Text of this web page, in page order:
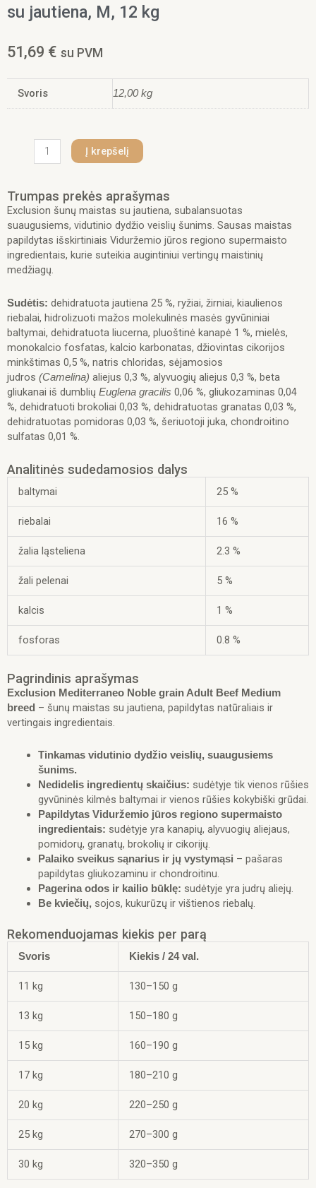
su jautiena, M, 12 kg
51,69 € su PVM
Svoris 12,00 kg
produkto
Mono
Protein
Mediterraneo
sausas
pašaras
vidutinių
su
jautiena,
M,
12
kg
Į krepšelį
Trumpas prekės aprašymas
Exclusion šunų maistas su jautiena, subalansuotas
suaugusiems, vidutinio dydžio veislių šunims. Sausas maistas
papildytas išskirtiniais Viduržemio jūros regiono supermaisto
ingredientais, kurie suteikia augintiniui vertingų maistinių
medžiagų.
Sudėtis: dehidratuota jautiena 25 %, ryžiai, žirniai, kiaulienos
riebalai, hidrolizuoti mažos molekulinės masės gyvūniniai
baltymai, dehidratuota liucerna, pluoštinė kanapė 1 %, mielės,
monokalcio fosfatas, kalcio karbonatas, džiovintas cikorijos
minkštimas 0,5 %, natris chloridas, sėjamosios
judros (Camelina) aliejus 0,3 %, alyvuogių aliejus 0,3 %, beta
gliukanai iš dumblių Euglena gracilis 0,06 %, gliukozaminas 0,04
%, dehidratuoti brokoliai 0,03 %, dehidratuotas granatas 0,03 %,
dehidratuotas pomidoras 0,03 %, šeriuotoji juka, chondroitino
sulfatas 0,01 %.
Analitinės sudedamosios dalys
baltymai 25 %
riebalai 16 %
žalia ląsteliena 2.3 %
žali pelenai 5 %
kalcis 1 %
fosforas 0.8 %
Pagrindinis aprašymas
Exclusion Mediterraneo Noble grain Adult Beef Medium
breed – šunų maistas su jautiena, papildytas natūraliais ir
vertingais ingredientais.
Tinkamas vidutinio dydžio veislių, suaugusiems
šunims.
Nedidelis ingredientų skaičius: sudėtyje tik vienos rūšies
gyvūninės kilmės baltymai ir vienos rūšies kokybiški grūdai.
Papildytas Viduržemio jūros regiono supermaisto
ingredientais: sudėtyje yra kanapių, alyvuogių aliejaus,
pomidorų, granatų, brokolių ir cikorijų.
Palaiko sveikus sąnarius ir jų vystymąsi – pašaras
papildytas gliukozaminu ir chondroitinu.
Pagerina odos ir kailio būklę: sudėtyje yra judrų aliejų.
Be kviečių, sojos, kukurūzų ir vištienos riebalų.
Rekomenduojamas kiekis per parą
Svoris Kiekis / 24 val.
11 kg 130–150 g
13 kg 150–180 g
15 kg 160–190 g
17 kg 180–210 g
20 kg 220–250 g
25 kg 270–300 g
30 kg 320–350 g